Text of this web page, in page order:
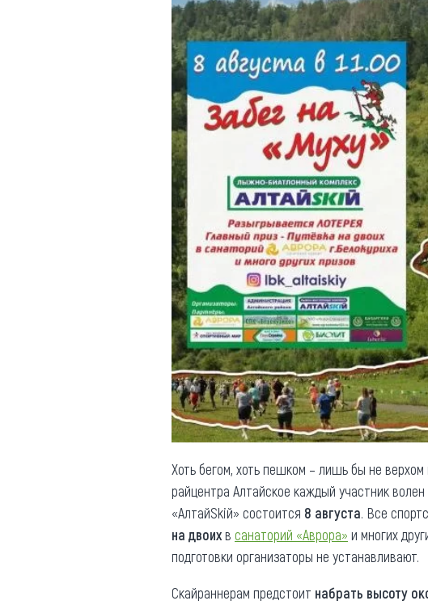
Придорожные кафе
Новости
Что
Другие рубрики
Реестр туроператоров
Реестр туристических
агентств Алтайского края
Обращения граждан
Противодействие коррупции
Хоть бегом, хоть пешком – лишь бы не
райцентра Алтайское каждый участник
«АлтайSkiй» состоится 8 августа. Все
на двоихв санаторий «Аврора» и многих
подготовки организаторы не устанавливают.
Скайраннерам предстоит набрать высоту